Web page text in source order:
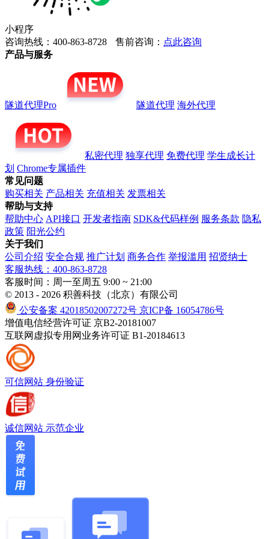
小程序
咨询热线：400-863-8728
售前咨询： 点此咨询
产品与服务
隧道代理Pro 隧道代理 海外代理
私密代理 独享代理 免费代理 学生成长计
划 Chrome专属插件
常见问题
购买相关 产品相关 充值相关 发票相关
帮助与支持
帮助中心 API接口 开发者指南 SDK&代码样例 服务条款 隐私
政策 阳光公约
关于我们
公司介绍 安全合规 推广计划 商务合作 举报滥用 招贤纳士
客服热线：400-863-8728
客服时间：周一至周五 9:00 ~ 21:00
© 2013 - 2026 积善科技（北京）有限公司
公安备案 42018502007272号 京ICP备 16054786号
增值电信经营许可证 京B2-20181007
互联网虚拟专用网业务许可证 B1-20184613
可信网站 身份验证
诚信网站 示范企业